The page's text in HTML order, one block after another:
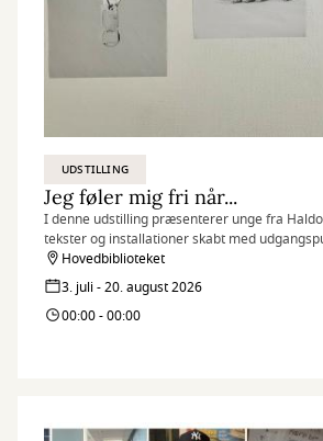
UDSTILLING
Jeg føler mig fri når...
I denne udstilling præsenterer unge fra
tekster og installationer skabt med
erfaringer, drømme og perspektiver.
Hovedbiblioteket
3. juli - 20. august 2026
00:00 - 00:00